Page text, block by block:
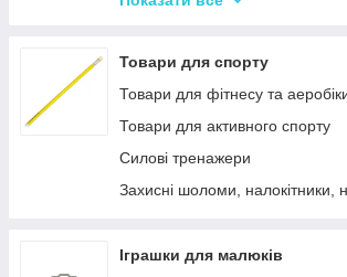
Товари для спорту
Товари для фітнесу та
Товари для активного спорту
Силові тренажери
Захисні шоломи, налокітники,
Іграшки для малюків